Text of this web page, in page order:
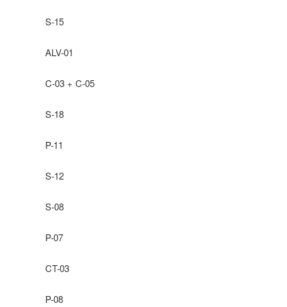
S-15
ALV-01
C-03 + C-05
S-18
P-11
S-12
S-08
P-07
CT-03
P-08